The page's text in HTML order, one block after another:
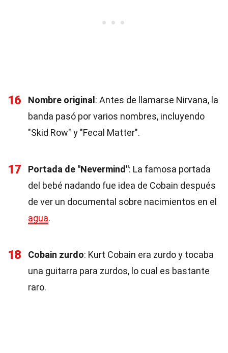
16 Nombre original : Antes de llamarse Nirvana, la
banda pasó por varios nombres, incluyendo
"Skid Row" y "Fecal Matter".
17 Portada de "Nevermind": La famosa portada
del bebé nadando fue idea de Cobain después
de ver un documental sobre nacimientos en el
agua.
18 Cobain zurdo: Kurt Cobain era zurdo y tocaba
una guitarra para zurdos, lo cual es bastante
raro.